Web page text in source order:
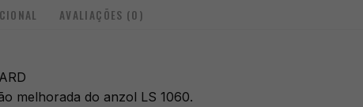
AVALIAÇÕES (0)
melhorada do anzol LS 1060.